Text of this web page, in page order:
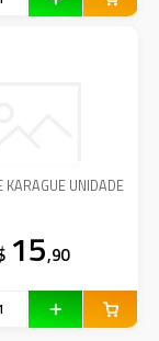
KARAGUE UNIDADE
15,90